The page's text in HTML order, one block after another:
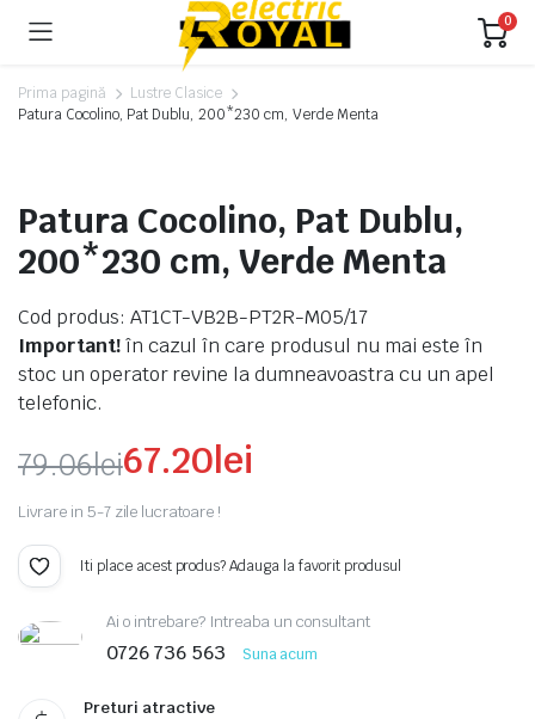
0
Prima pagină
Lustre Clasice
Patura Cocolino, Pat Dublu, 200*230 cm, Verde Menta
Patura Cocolino, Pat Dublu,
200*230 cm, Verde Menta
Cod produs: AT1CT-VB2B-PT2R-M05/17
Important!în cazul în care produsul nu mai este în
stoc un operator revine la dumneavoastra cu un apel
telefonic.
79.06lei
Prețul
inițial
a
fost:
79.06lei.
67.20lei
Prețul
curent
este:
67.20lei.
Livrare in 5-7 zile lucratoare !
Iti place acest produs? Adauga la favorit produsul
Ai o intrebare? Intreaba un consultant
0726 736 563 Suna acum
Preturi atractive